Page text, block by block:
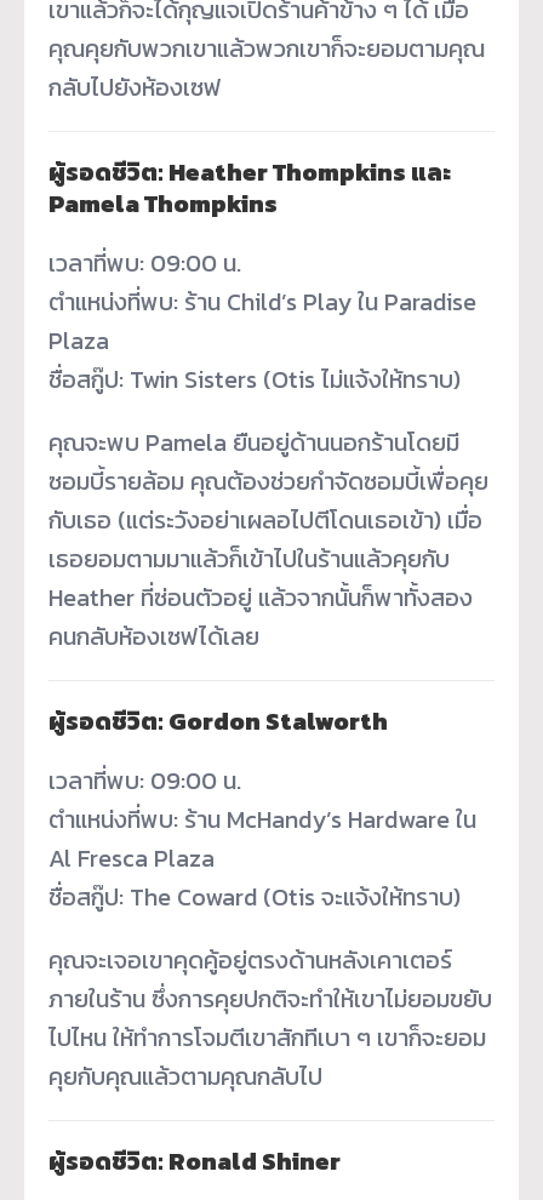
เขาแล้วก็จะได้กุญแจเปิดร้านค้าข้าง ๆ ได้ เมื่อ
คุณคุยกับพวกเขาแล้วพวกเขาก็จะยอมตามคุณ
กลับไปยังห้องเซฟ
ผู้รอดชีวิต: Heather Thompkins และ
Pamela Thompkins
เวลาที่พบ: 09:00 น.
ตำแหน่งที่พบ: ร้าน Child’s Play ใน Paradise
Plaza
ชื่อสกู๊ป: Twin Sisters (Otis ไม่แจ้งให้ทราบ)
คุณจะพบ Pamela ยืนอยู่ด้านนอกร้านโดยมี
ซอมบี้รายล้อม คุณต้องช่วยกำจัดซอมบี้เพื่อคุย
กับเธอ (แต่ระวังอย่าเผลอไปตีโดนเธอเข้า) เมื่อ
เธอยอมตามมาแล้วก็เข้าไปในร้านแล้วคุยกับ
Heather ที่ซ่อนตัวอยู่ แล้วจากนั้นก็พาทั้งสอง
คนกลับห้องเซฟได้เลย
ผู้รอดชีวิต: Gordon Stalworth
เวลาที่พบ: 09:00 น.
ตำแหน่งที่พบ: ร้าน McHandy’s Hardware ใน
Al Fresca Plaza
ชื่อสกู๊ป: The Coward (Otis จะแจ้งให้ทราบ)
คุณจะเจอเขาคุดคู้อยู่ตรงด้านหลังเคาเตอร์
ภายในร้าน ซึ่งการคุยปกติจะทำให้เขาไม่ยอมขยับ
ไปไหน ให้ทำการโจมตีเขาสักทีเบา ๆ เขาก็จะยอม
คุยกับคุณแล้วตามคุณกลับไป
ผู้รอดชีวิต: Ronald Shiner